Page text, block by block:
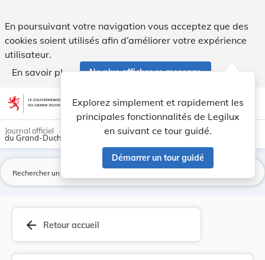
En poursuivant votre navigation vous acceptez que des
cookies soient utilisés afin d’améliorer votre expérience
utilisateur.
En savoir plus
Ne plus afficher ce message
Aller au contenu account_circle help Aide
Explorez simplement et rapidement les
principales fonctionnalités de Legilux
en suivant ce tour guidé.
Démarrer un tour guidé
light_mode dark_mode
Journal officiel
du Grand-Duché de Luxembourg
arrow_back Retour accueil